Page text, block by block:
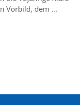
Vorbild, dem ...